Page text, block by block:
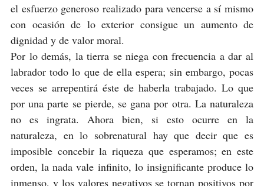
el esfuerzo generoso realizado para vencerse a sí mismo
con ocasión de lo exterior consigue un aumento de
dignidad y de valor moral.
Por lo demás, la tierra se niega con frecuencia a dar al
labrador todo lo que de ella espera; sin embargo, pocas
veces se arrepentirá éste de haberla trabajado. Lo que
por una parte se pierde, se gana por otra. La naturaleza
no es ingrata. Ahora bien, si esto ocurre en la
naturaleza, en lo sobrenatural hay que decir que es
imposible concebir la riqueza que esperamos; en este
orden, la nada vale infinito, lo insignificante produce lo
inmenso, y los valores negativos se tornan positivos por